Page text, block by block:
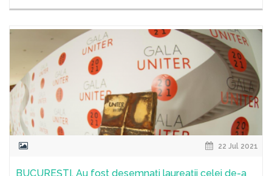
22 Jul 2021
BUCUREȘTI. Au fost desemnați laureații celei de-a